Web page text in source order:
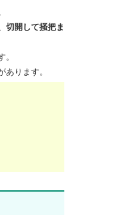
切開して掻把ま
。
ります。